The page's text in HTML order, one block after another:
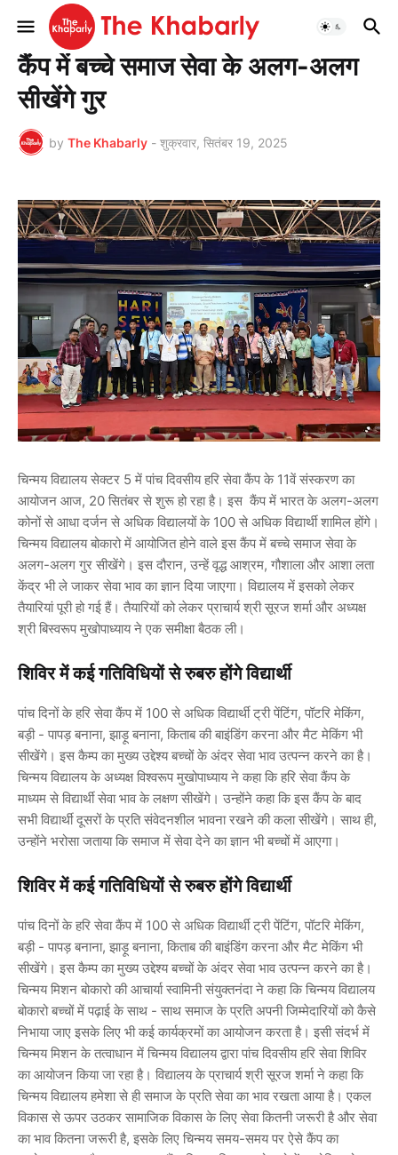
मुख्यपृष्ठ बोकारो
कैंप में बच्चे समाज सेवा के अलग-अलग
सीखेंगे गुर
by The Khabarly - शुक्रवार, सितंबर 19, 2025
चिन्मय विद्यालय सेक्टर 5 में पांच दिवसीय हरि सेवा कैंप के 11वें संस्करण का
आयोजन आज, 20 सितंबर से शुरू हो रहा है। इस कैंप में भारत के अलग-अलग
कोनों से आधा दर्जन से अधिक विद्यालयों के 100 से अधिक विद्यार्थी शामिल होंगे।
चिन्मय विद्यालय बोकारो में आयोजित होने वाले इस कैंप में बच्चे समाज सेवा के
अलग-अलग गुर सीखेंगे। इस दौरान, उन्हें वृद्ध आश्रम, गौशाला और आशा लता
केंद्र भी ले जाकर सेवा भाव का ज्ञान दिया जाएगा। विद्यालय में इसको लेकर
तैयारियां पूरी हो गई हैं। तैयारियों को लेकर प्राचार्य श्री सूरज शर्मा और अध्यक्ष
श्री बिस्वरूप मुखोपाध्याय ने एक समीक्षा बैठक ली।
शिविर में कई गतिविधियों से रुबरु होंगे विद्यार्थी
पांच दिनों के हरि सेवा कैंप में 100 से अधिक विद्यार्थी ट्री पेंटिंग, पॉटरि मेकिंग,
बड़ी - पापड़ बनाना, झाड़ू बनाना, किताब की बाइंडिंग करना और मैट मेकिंग भी
सीखेंगे। इस कैम्प का मुख्य उद्देश्य बच्चों के अंदर सेवा भाव उत्पन्न करने का है।
चिन्मय विद्यालय के अध्यक्ष विश्वरूप मुखोपाध्याय ने कहा कि हरि सेवा कैंप के
माध्यम से विद्यार्थी सेवा भाव के लक्षण सीखेंगे। उन्होंने कहा कि इस कैंप के बाद
सभी विद्यार्थी दूसरों के प्रति संवेदनशील भावना रखने की कला सीखेंगे। साथ ही,
उन्होंने भरोसा जताया कि समाज में सेवा देने का ज्ञान भी बच्चों में आएगा।
शिविर में कई गतिविधियों से रुबरु होंगे विद्यार्थी
पांच दिनों के हरि सेवा कैंप में 100 से अधिक विद्यार्थी ट्री पेंटिंग, पॉटरि मेकिंग,
बड़ी - पापड़ बनाना, झाड़ू बनाना, किताब की बाइंडिंग करना और मैट मेकिंग भी
सीखेंगे। इस कैम्प का मुख्य उद्देश्य बच्चों के अंदर सेवा भाव उत्पन्न करने का है।
चिन्मय मिशन बोकारो की आचार्या स्वामिनी संयुक्तनंदा ने कहा कि चिन्मय विद्यालय
बोकारो बच्चों में पढ़ाई के साथ - साथ समाज के प्रति अपनी जिम्मेदारियों को कैसे
निभाया जाए इसके लिए भी कई कार्यक्रमों का आयोजन करता है। इसी संदर्भ में
चिन्मय मिशन के तत्वाधान में चिन्मय विद्यालय द्वारा पांच दिवसीय हरि सेवा शिविर
का आयोजन किया जा रहा है। विद्यालय के प्राचार्य श्री सूरज शर्मा ने कहा कि
चिन्मय विद्यालय हमेशा से ही समाज के प्रति सेवा का भाव रखता आया है। एकल
विकास से ऊपर उठकर सामाजिक विकास के लिए सेवा कितनी जरूरी है और सेवा
का भाव कितना जरूरी है, इसके लिए चिन्मय समय-समय पर ऐसे कैंप का